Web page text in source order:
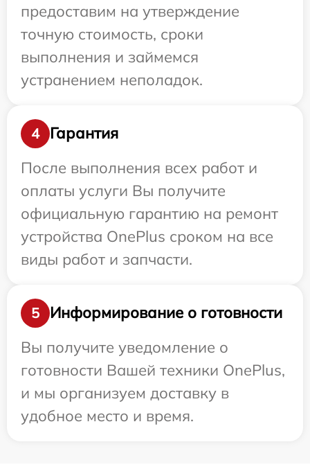
предоставим на утверждение
точную стоимость, сроки
выполнения и займемся
устранением неполадок.
4
Гарантия
После выполнения всех работ и
оплаты услуги Вы получите
официальную гарантию на ремонт
устройства OnePlus сроком на все
виды работ и запчасти.
5
Информирование о готовности
Вы получите уведомление о
готовности Вашей техники OnePlus,
и мы организуем доставку в
удобное место и время.